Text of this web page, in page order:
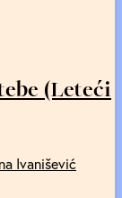
(Leteći
Ivanišević